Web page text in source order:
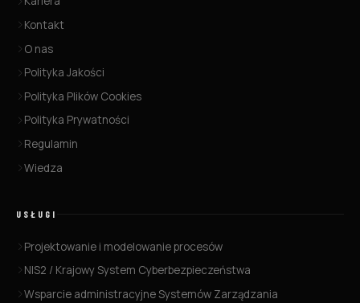
Kontakt
O nas
Polityka Jakości
Polityka Plików Cookies
Polityka Prywatności
Regulamin
Wiedza
USŁUGI
Projektowanie i modelowanie procesów
NIS2 / Krajowy System Cyberbezpieczeństwa
Wsparcie administracyjne Systemów Zarządzania